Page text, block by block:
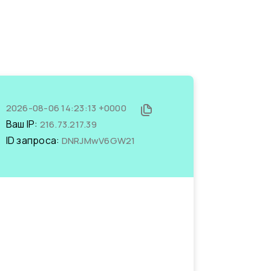
2026-08-06 14:23:13 +0000
Ваш IP: 216.73.217.39
ID запроса: DNRJMwV6GW21